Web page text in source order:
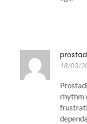
18/03/
rhythm